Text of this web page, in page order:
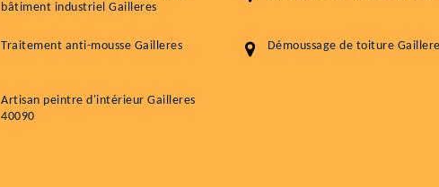
bâtiment industriel Gailleres
Traitement anti-mousse Gailleres Démoussage de toiture
Artisan peintre d'intérieur Gailleres
40090